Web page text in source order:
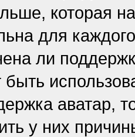
которая
для
ли
быть
аватар,
у них